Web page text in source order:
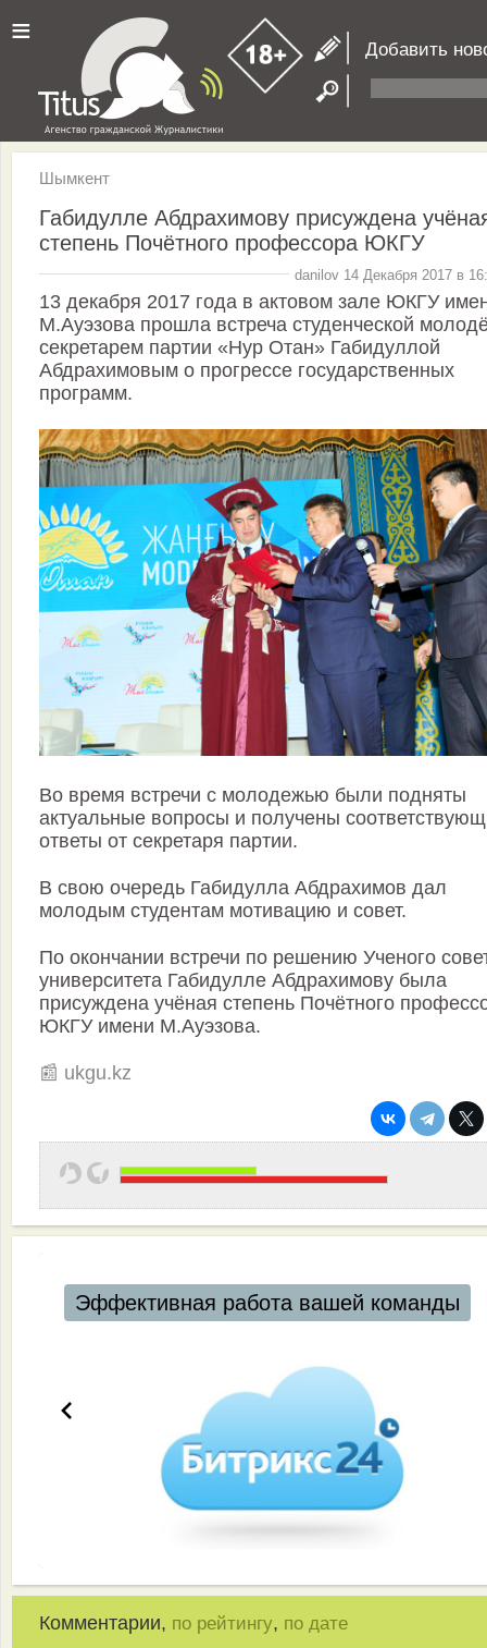
≡ Добавить
Шымкент
Габидулле Абдрахимову присуждена
степень Почётного профессора ЮКГУ
danilov 14 Декабря 2017 в
13 декабря 2017 года в актовом зале ЮКГУ
М.Ауэзова прошла встреча студенческой
секретарем партии «Нур Отан» Габидуллой
Абдрахимовым о прогрессе государственных
программ.
Во время встречи с молодежью были подняты
актуальные вопросы и получены
ответы от секретаря партии.
В свою очередь Габидулла Абдрахимов дал
молодым студентам мотивацию и совет.
По окончании встречи по решению Ученого
университета Габидулле Абдрахимову была
присуждена учёная степень Почётного
ЮКГУ имени М.Ауэзова.
📰 ukgu.kz
Эффективная работа вашей команды
Комментарии, по рейтингу, по дате